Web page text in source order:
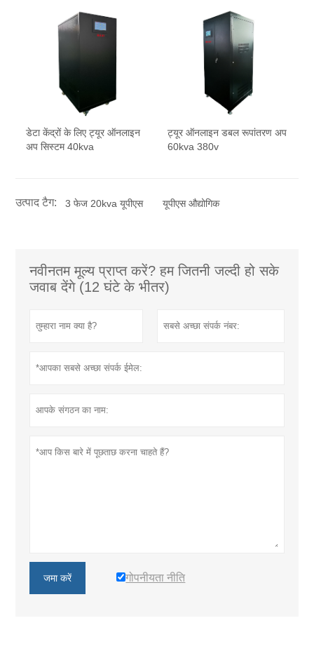
डेटा केंद्रों के लिए ट्यूर ऑनलाइन
अप सिस्टम 40kva
ट्यूर ऑनलाइन डबल रूपांतरण अप
60kva 380v
उत्पाद टैग: 3 फेज 20kva यूपीएस यूपीएस औद्योगिक
नवीनतम मूल्य प्राप्त करें? हम जितनी जल्दी हो सके
जवाब देंगे (12 घंटे के भीतर)
जमा करें गोपनीयता नीति